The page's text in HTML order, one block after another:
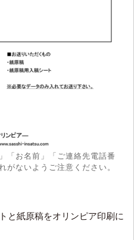
「お名前」「ご連絡先電話番
がないようご注意ください。
と紙原稿をオリンピア印刷に